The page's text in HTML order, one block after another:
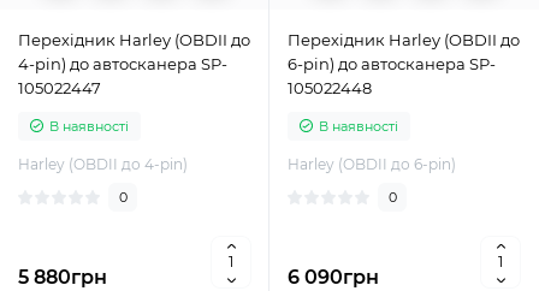
Перехідник Harley (OBDII до
4-pin) до автосканера SP-
105022447
В наявності
Harley (OBDII до 4-pin)
0
5 880грн
Перехідник Harley (OBDII до
6-pin) до автосканера SP-
105022448
В наявності
Harley (OBDII до 6-pin)
0
6 090грн